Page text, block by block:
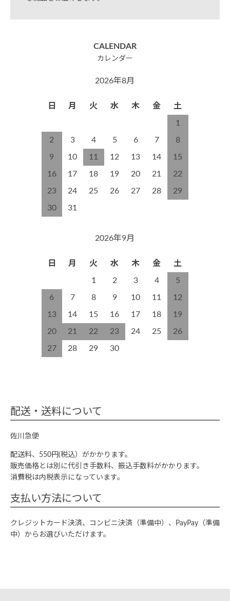
CALENDAR
カレンダー
2026年8月
日 月 火 水 木 金 土
1
2 3 4 5 6 7 8
9 10 11 12 13 14 15
16 17 18 19 20 21 22
23 24 25 26 27 28 29
30 31
2026年9月
日 月 火 水 木 金 土
1 2 3 4 5
6 7 8 9 10 11 12
13 14 15 16 17 18 19
20 21 22 23 24 25 26
27 28 29 30
配送・送料について
佐川急便
配送料、550円(税込）がかかります。
販売価格とは別に代引き手数料、振込手数料がかかります。
消費税は内税表示になっています。
支払い方法について
クレジットカード決済、コンビニ決済（準備中）、PayPay（準備
中）からお選びいただけます。